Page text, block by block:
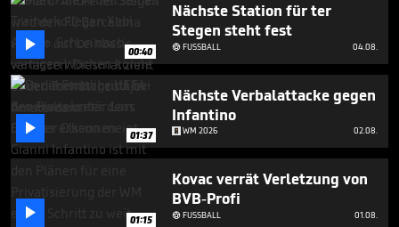
 00:40
Nächste Station für ter
Stegen steht fest
FUSSBALL 04.08.
 01:37
Nächste Verbalattacke gegen
Infantino
WM 2026 02.08.
 01:15
Kovac verrät Verletzung von
BVB-Profi
FUSSBALL 01.08.